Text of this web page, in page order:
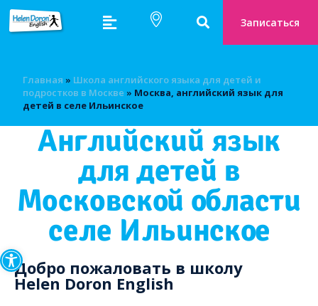
Открыть панель
Записаться
Главная » Школа английского языка для детей и
подростков в Москве » Москва, английский язык для
детей в селе Ильинское
Английский язык
для детей в
Московской области
селе Ильинское
Добро пожаловать в школу
Helen Doron English